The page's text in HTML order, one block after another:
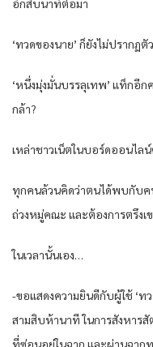
อีกสิบนาทีต่อมา
‘ทวดของนาย’ ก็ยังไม่ปรากฏตัว
‘หนึ่งมุ่งมั่นบรรลุเทพ’ แท็กอี
กล้า?
เหล่าชาวเน็ตในบอร์ดออนไลน์
ทุกคนล้วนคิดว่าตนได้พบกับค
ถ่วงหมู่คณะ และต้องการตรึง
ในเวลานั้นเอง…
-ขอแสดงความยินดีกับผู้ใช้ ‘ทว
สามสิบห้านาที ในการสังหารสั
ที่ซ่อนอยู่ในฉาก และผ่านฉาก